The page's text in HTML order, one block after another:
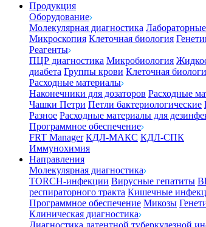
Продукция
Оборудование
Молекулярная диагностика
Микроскопия Клеточная биология
Реагенты
ПЦР диагностика Микробиология
диабета Группы крови Клеточная
Расходные материалы
Наконечники для дозаторов Расходные
Чашки Петри Петли бактериологические
Разное Расходные материалы для
Программное обеспечение
FRT Manager КДЛ-МАКС КДЛ-СПК
Иммунохимия
Направления
Молекулярная диагностика
TORCH-инфекции Вирусные гепатиты
респираторного тракта Кишечные
Программное обеспечение Микозы
Клиническая диагностика
Диагностика латентной туберкулезной